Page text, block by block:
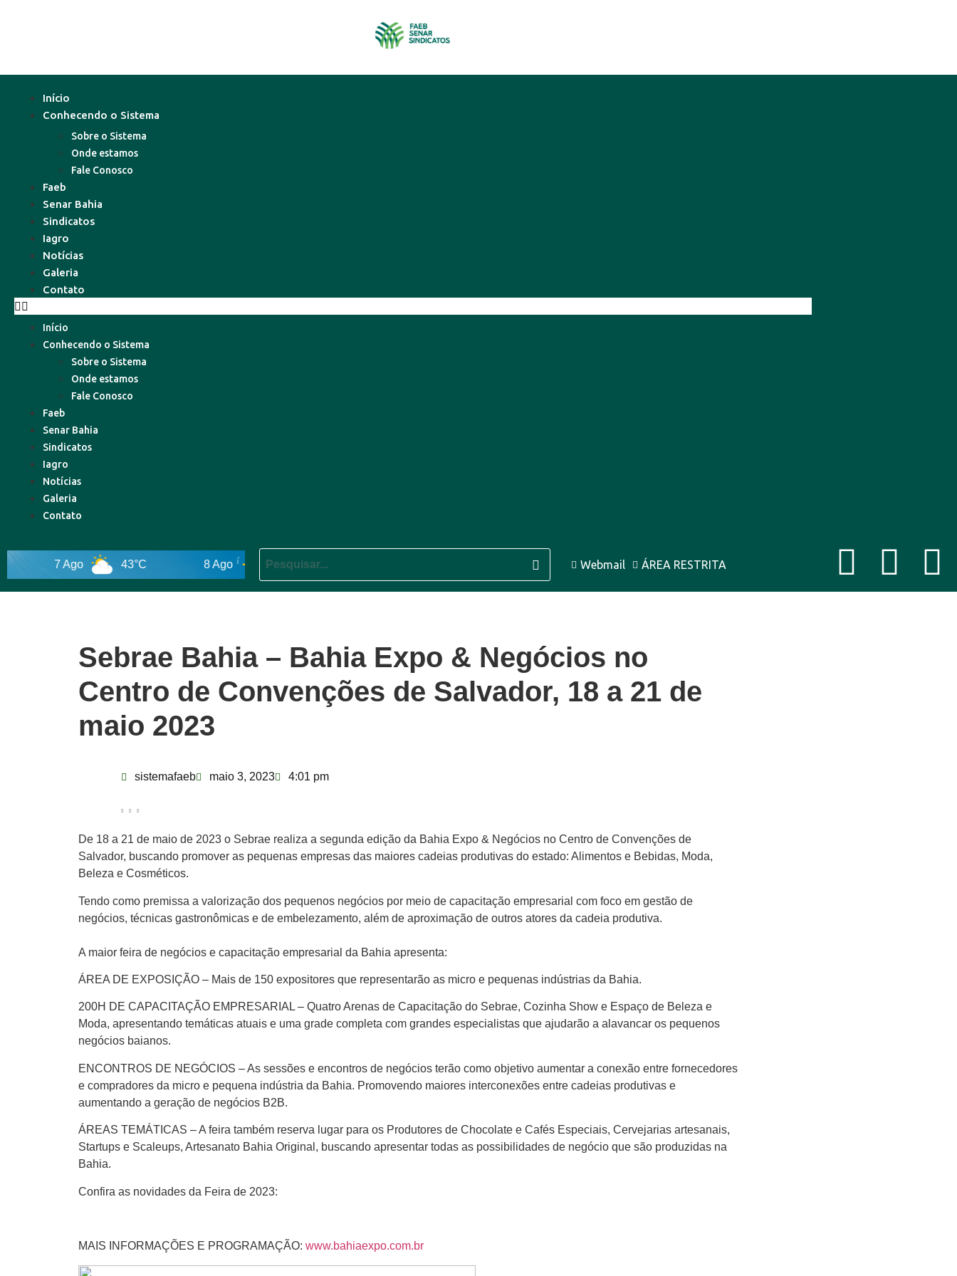
Início
Conhecendo o Sistema
Sobre o Sistema
Onde estamos
Fale Conosco
Faeb
Senar Bahia
Sindicatos
Iagro
Notícias
Galeria
Contato
Início
Conhecendo o Sistema
Sobre o Sistema
Onde estamos
Fale Conosco
Faeb
Senar Bahia
Sindicatos
Iagro
Notícias
Galeria
Contato
7 Ago 43°C 8 Ago 44°C 9 Ago 11 Ago 39°C
Webmail ÁREA RESTRITA
Sebrae Bahia – Bahia Expo & Negócios no
Centro de Convenções de Salvador, 18 a 21 de
maio 2023
sistemafaeb maio 3, 2023 4:01 pm
De 18 a 21 de maio de 2023 o Sebrae realiza a segunda edição da Bahia Expo & Negócios no Centro de Convenções de
Salvador, buscando promover as pequenas empresas das maiores cadeias produtivas do estado: Alimentos e Bebidas, Moda,
Beleza e Cosméticos.
Tendo como premissa a valorização dos pequenos negócios por meio de capacitação empresarial com foco em gestão de
negócios, técnicas gastronômicas e de embelezamento, além de aproximação de outros atores da cadeia produtiva.
A maior feira de negócios e capacitação empresarial da Bahia apresenta:
ÁREA DE EXPOSIÇÃO – Mais de 150 expositores que representarão as micro e pequenas indústrias da Bahia.
200H DE CAPACITAÇÃO EMPRESARIAL – Quatro Arenas de Capacitação do Sebrae, Cozinha Show e Espaço de Beleza e
Moda, apresentando temáticas atuais e uma grade completa com grandes especialistas que ajudarão a alavancar os pequenos
negócios baianos.
ENCONTROS DE NEGÓCIOS –As sessões e encontros de negócios terão como objetivo aumentar a conexão entre fornecedores
e compradores da micro e pequena indústria da Bahia. Promovendo maiores interconexões entre cadeias produtivas e
aumentando a geração de negócios B2B.
ÁREAS TEMÁTICAS –A feira também reserva lugar para os Produtores de Chocolate e Cafés Especiais, Cervejarias artesanais,
Startups e Scaleups, Artesanato Bahia Original, buscando apresentar todas as possibilidades de negócio que são produzidas na
Bahia.
Confira as novidades da Feira de 2023:
MAIS INFORMAÇÕES E PROGRAMAÇÃO: www.bahiaexpo.com.br